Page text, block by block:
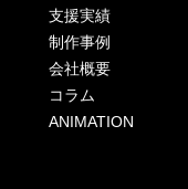
支援実績
制作事例
会社概要
コラム
ANIMATION